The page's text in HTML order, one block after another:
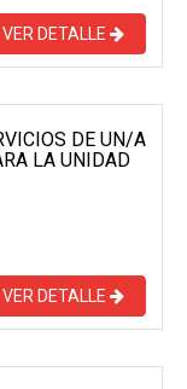
VER DETALLE
DE UN/A
LA UNIDAD
VER DETALLE